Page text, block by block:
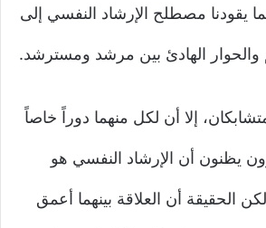
يقودنا مصطلح الإرشاد النفسي إلى
الهادئ بين مرشد ومسترشد.
إلا أن لكل منهما دوراً خاصاً
يظنون أن الإرشاد النفسي هو
الحقيقة أن العلاقة بينهما أعمق